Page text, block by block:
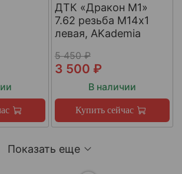
ДТК «Дракон М1»
7.62 резьба М14х1
левая, AKademia
5 450 ₽
3 500 ₽
В наличии
Купить сейчас
Показать еще